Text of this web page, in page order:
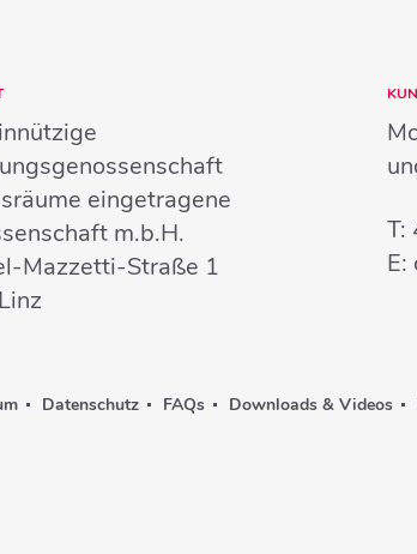
eingetragene
m.b.H.
Mazzetti-Straße 1
Linz
T:
E:
Datenschutz FAQs Downloads & Videos